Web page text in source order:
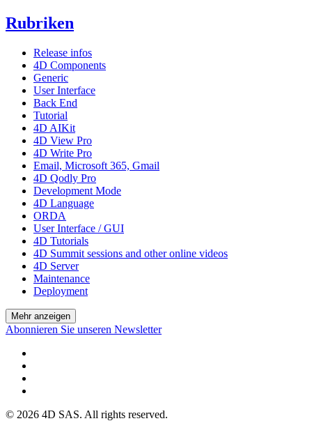
Rubriken
Release infos
4D Components
Generic
User Interface
Back End
Tutorial
4D AIKit
4D View Pro
4D Write Pro
Email, Microsoft 365, Gmail
4D Qodly Pro
Development Mode
4D Language
ORDA
User Interface / GUI
4D Tutorials
4D Summit sessions and other online videos
4D Server
Maintenance
Deployment
Mehr anzeigen
Abonnieren Sie unseren Newsletter
© 2026 4D SAS. All rights reserved.